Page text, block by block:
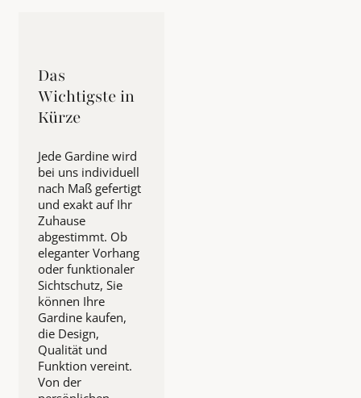
Das
Wichtigste in
Kürze
Jede Gardine wird
bei uns individuell
nach Maß gefertigt
und exakt auf Ihr
Zuhause
abgestimmt. Ob
eleganter Vorhang
oder funktionaler
Sichtschutz, Sie
können Ihre
Gardine kaufen,
die Design,
Qualität und
Funktion vereint.
Von der